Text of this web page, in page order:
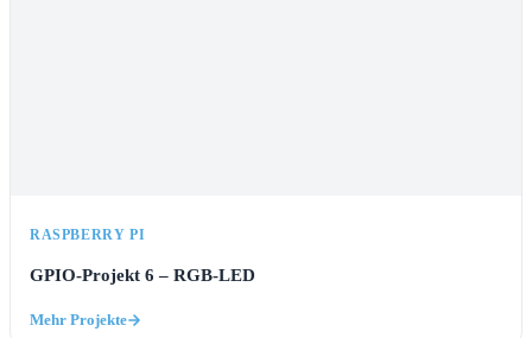
RASPBERRY PI
GPIO-Projekt 6 – RGB-LED
Mehr Projekte